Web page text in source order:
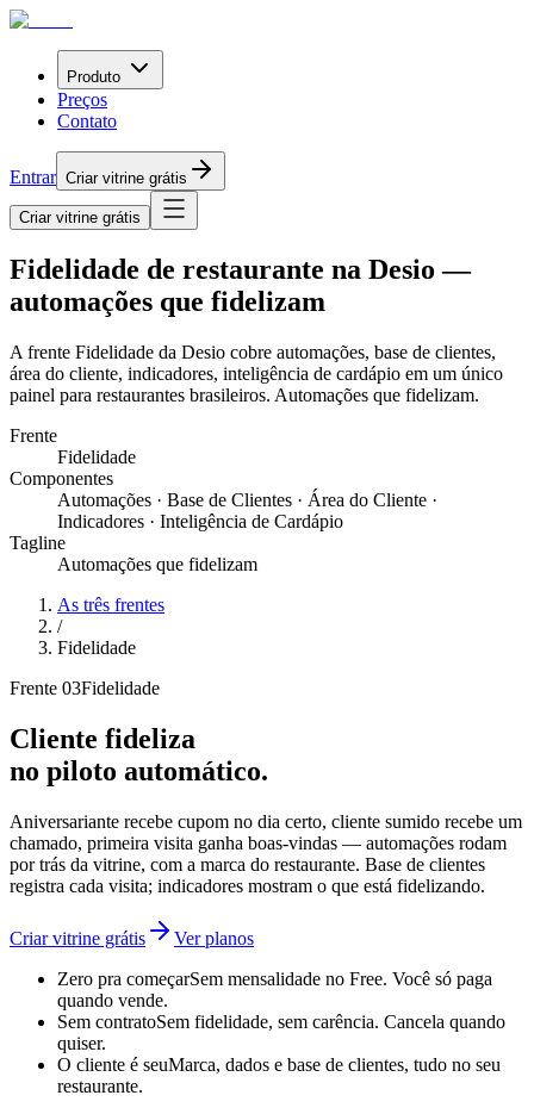
Produto
Preços
Contato
Entrar Criar vitrine grátis
Criar vitrine grátis
Fidelidade de restaurante na Desio —
automações que fidelizam
A frente Fidelidade da Desio cobre automações, base de clientes,
área do cliente, indicadores, inteligência de cardápio em um único
painel para restaurantes brasileiros. Automações que fidelizam.
Frente
Fidelidade
Componentes
Automações · Base de Clientes · Área do Cliente ·
Indicadores · Inteligência de Cardápio
Tagline
Automações que fidelizam
As três frentes
/
Fidelidade
Frente 03Fidelidade
Cliente fideliza
no piloto automático.
Aniversariante recebe cupom no dia certo, cliente sumido recebe um
chamado, primeira visita ganha boas-vindas — automações rodam
por trás da vitrine, com a marca do restaurante. Base de clientes
registra cada visita; indicadores mostram o que está fidelizando.
Criar vitrine grátis
Ver planos
Zero pra começarSem mensalidade no Free. Você só paga
quando vende.
Sem contratoSem fidelidade, sem carência. Cancela quando
quiser.
O cliente é seuMarca, dados e base de clientes, tudo no seu
restaurante.